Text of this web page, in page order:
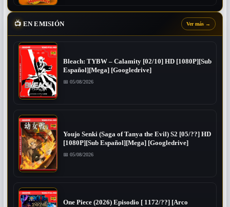
📺 EN EMISIÓN Ver más →
Bleach: TYBW – Calamity [02/10] HD [1080P][Sub
Español][Mega] [Googledrive]
📅 05/08/2026
Youjo Senki (Saga of Tanya the Evil) S2 [05/??] HD
[1080P][Sub Español][Mega] [Googledrive]
📅 05/08/2026
One Piece (2026) Episodio [ 1172/??] [Arco